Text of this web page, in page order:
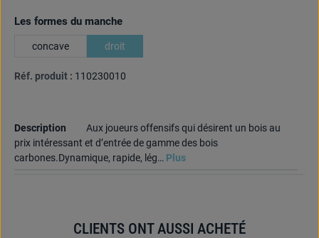
Sélectionnez
Les formes du manche
concave droit
Réf. produit : 110230010
Description
Aux joueurs offensifs qui désirent un bois au
prix intéressant et d’entrée de gamme des bois
carbones.Dynamique, rapide, lég… Plus
Ignorer la galerie de produits
CLIENTS ONT AUSSI ACHETÉ